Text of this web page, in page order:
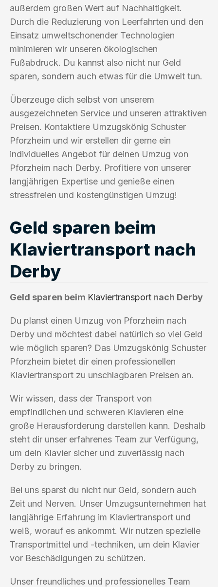
außerdem großen Wert auf Nachhaltigkeit.
Durch die Reduzierung von Leerfahrten und den
Einsatz umweltschonender Technologien
minimieren wir unseren ökologischen
Fußabdruck. Du kannst also nicht nur Geld
sparen, sondern auch etwas für die Umwelt tun.
Überzeuge dich selbst von unserem
ausgezeichneten Service und unseren attraktiven
Preisen. Kontaktiere Umzugskönig Schuster
Pforzheim und wir erstellen dir gerne ein
individuelles Angebot für deinen Umzug von
Pforzheim nach Derby. Profitiere von unserer
langjährigen Expertise und genieße einen
stressfreien und kostengünstigen Umzug!
Geld sparen beim
Klaviertransport nach
Derby
Geld sparen beim Klaviertransport nach Derby
Du planst einen Umzug von Pforzheim nach
Derby und möchtest dabei natürlich so viel Geld
wie möglich sparen? Das Umzugskönig Schuster
Pforzheim bietet dir einen professionellen
Klaviertransport zu unschlagbaren Preisen an.
Wir wissen, dass der Transport von
empfindlichen und schweren Klavieren eine
große Herausforderung darstellen kann. Deshalb
steht dir unser erfahrenes Team zur Verfügung,
um dein Klavier sicher und zuverlässig nach
Derby zu bringen.
Bei uns sparst du nicht nur Geld, sondern auch
Zeit und Nerven. Unser Umzugsunternehmen hat
langjährige Erfahrung im Klaviertransport und
weiß, worauf es ankommt. Wir nutzen spezielle
Transportmittel und -techniken, um dein Klavier
vor Beschädigungen zu schützen.
Unser freundliches und professionelles Team